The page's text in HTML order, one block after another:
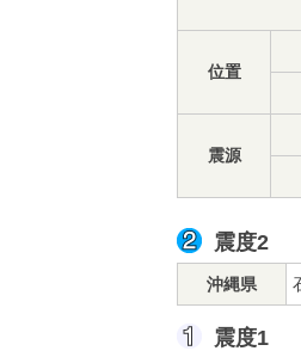
位置
震源
震度2
沖縄県
震度1